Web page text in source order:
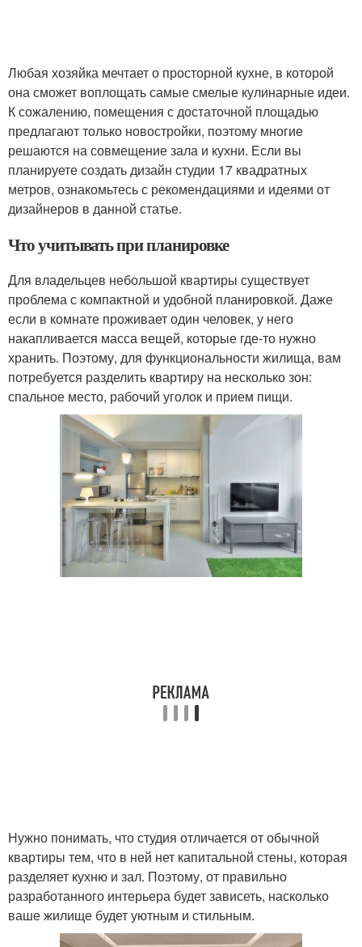
Любая хозяйка мечтает о просторной кухне, в которой
она сможет воплощать самые смелые кулинарные идеи.
К сожалению, помещения с достаточной площадью
предлагают только новостройки, поэтому многие
решаются на совмещение зала и кухни. Если вы
планируете создать дизайн студии 17 квадратных
метров, ознакомьтесь с рекомендациями и идеями от
дизайнеров в данной статье.
Что учитывать при планировке
Для владельцев небольшой квартиры существует
проблема с компактной и удобной планировкой. Даже
если в комнате проживает один человек, у него
накапливается масса вещей, которые где-то нужно
хранить. Поэтому, для функциональности жилища, вам
потребуется разделить квартиру на несколько зон:
спальное место, рабочий уголок и прием пищи.
Нужно понимать, что студия отличается от обычной
квартиры тем, что в ней нет капитальной стены, которая
разделяет кухню и зал. Поэтому, от правильно
разработанного интерьера будет зависеть, насколько
ваше жилище будет уютным и стильным.